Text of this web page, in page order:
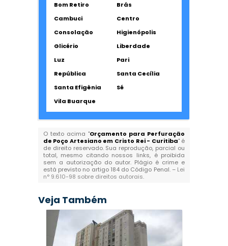
Bom Retiro
Brás
Cambuci
Centro
Consolação
Higienópolis
Glicério
Liberdade
Luz
Pari
República
Santa Cecília
Santa Efigênia
Sé
Vila Buarque
O texto acima "Orçamento para Perfuração
de Poço Artesiano em Cristo Rei - Curitiba" é
de direito reservado. Sua reprodução, parcial ou
total, mesmo citando nossos links, é proibida
sem a autorização do autor. Plágio é crime e
está previsto no artigo 184 do Código Penal. – Lei
n° 9.610-98 sobre direitos autorais.
Veja Também